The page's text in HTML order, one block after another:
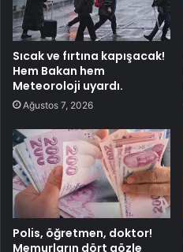
Sıcak ve fırtına kapışacak!
Hem Bakan hem
Meteoroloji uyardı.
Ağustos 7, 2026
Polis, öğretmen, doktor!
Memurların dört gözle